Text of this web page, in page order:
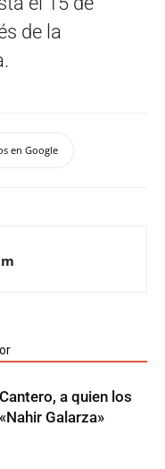
de la
en Google
a quien los
Galarza»